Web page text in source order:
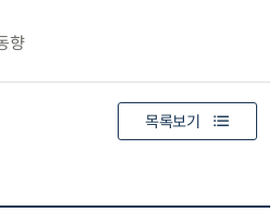
향
목록보기